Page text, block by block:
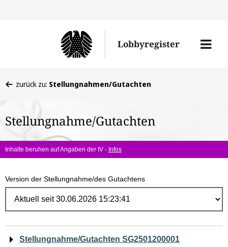
Lobbyregister
Menü
befinden
hier:
zurück zu: Stellungnahmen/Gutachten
Stellungnahme/Gutachten
Inhalte beruhen auf Angaben der IV - Infos
Version der Stellungnahme/des Gutachtens
Navigation
Stellungnahme/Gutachten SG2501200001